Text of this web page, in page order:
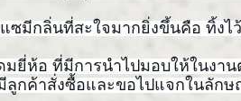
ซมีกลิ่นที่สะใจมากยิ่งขึ้นคือ ทิ้งไ
มยี่ห้อ ที่มีการนำไปมอบให้ในงาน
ลูกค้าสั่งซื้อและขอไปแจกในลัก